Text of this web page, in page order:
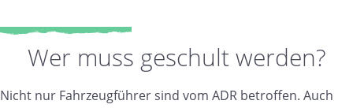
Wer muss geschult werden?
Nicht nur Fahrzeugführer sind vom ADR betroffen. Auch